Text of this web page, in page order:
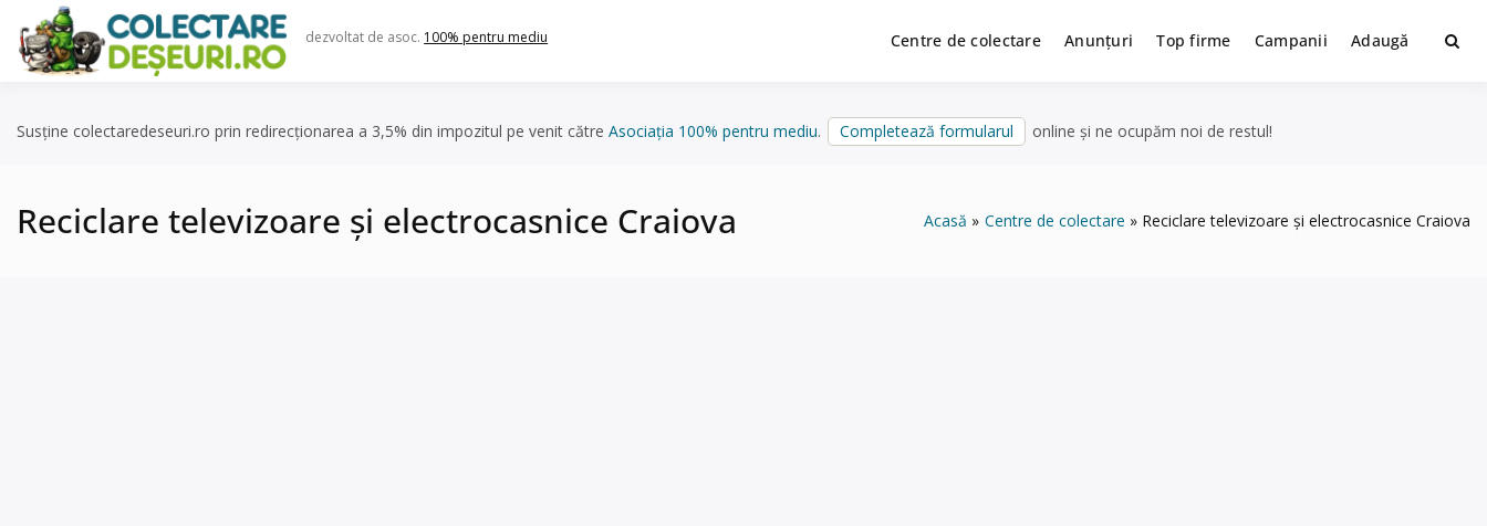
content
dezvoltat de asoc. 100% pentru mediu Centre de colectare Anunțuri Top firme Campanii Adaugă
Susține colectaredeseuri.ro prin redirecționarea a 3,5% din impozitul pe venit către Asociația 100% pentru mediu. Completează formularul online și ne ocupăm noi de restul!
Reciclare televizoare și electrocasnice Craiova Acasă Centre de colectare Reciclare televizoare și electrocasnice Craiova